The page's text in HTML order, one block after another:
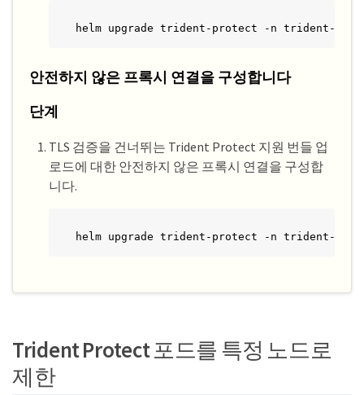
helm upgrade trident-protect -n trident-
안전하지 않은 프록시 연결을 구성합니다
단계
TLS 검증을 건너뛰는 Trident Protect 지원 번들 업
로드에 대한 안전하지 않은 프록시 연결을 구성합
니다.
helm upgrade trident-protect -n trident-
Trident Protect 포드를 특정 노드로
제한